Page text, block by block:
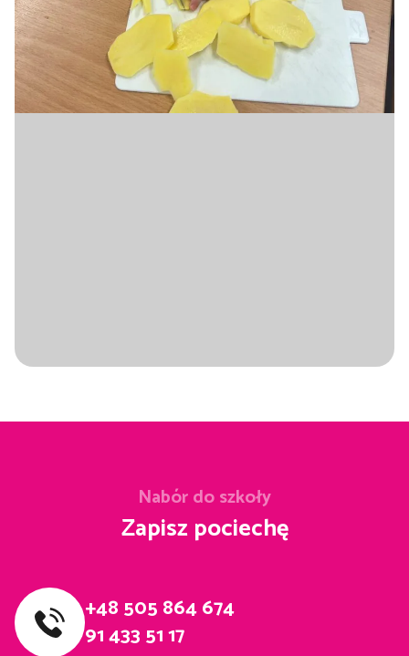
Nabór do szkoły
Zapisz pociechę
+48 505 864 674
91 433 51 17